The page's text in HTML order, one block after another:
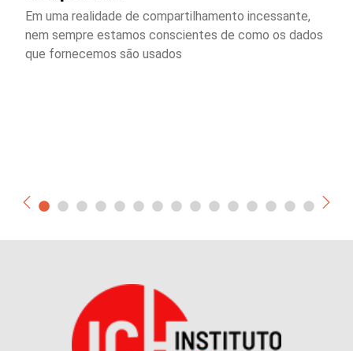
Em uma realidade de compartilhamento incessante,
nem sempre estamos conscientes de como os dados
que fornecemos são usados